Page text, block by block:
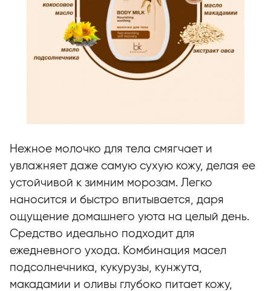
Нежное молочко для тела смягчает и
увлажняет даже самую сухую кожу, делая ее
устойчивой к зимним морозам. Легко
наносится и быстро впитывается, даря
ощущение домашнего уюта на целый день.
Средство идеально подходит для
ежедневного ухода. Комбинация масел
подсолнечника, кукурузы, кунжута,
макадамии и оливы глубоко питает кожу,